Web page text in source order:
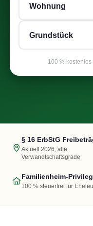
Wohnung
Grundstück
100 % kostenlos
§ 16 ErbStG
Aktuell 2026, alle
Verwandtschaftsgrade
Familienheim-Privileg
100 % steuerfrei für